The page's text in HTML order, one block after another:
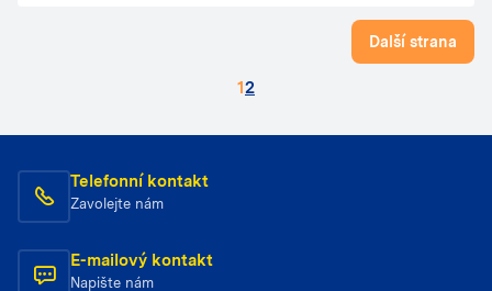
Další strana
12
Telefonní kontakt
Zavolejte nám
E-mailový kontakt
Napište nám